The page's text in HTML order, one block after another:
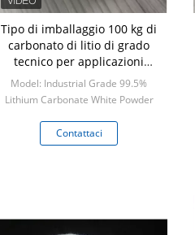
Tipo di imballaggio 100 kg di
carbonato di litio di grado
tecnico per applicazioni
industriali
Model: Industrial Grade 99.5%
Lithium Carbonate White Powder
Contattaci